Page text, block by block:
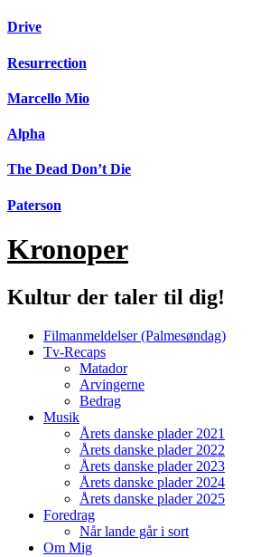
Videre
indhold
Drive
Resurrection
Marcello Mio
Alpha
The Dead Don’t Die
Paterson
Kronoper
Kultur der taler til dig!
Filmanmeldelser (Palmesøndag)
Tv-Recaps
Matador
Arvingerne
Bedrag
Musik
Årets danske plader 2021
Årets danske plader 2022
Årets danske plader 2023
Årets danske plader 2024
Årets danske plader 2025
Foredrag
Når lande går i sort
Om Mig